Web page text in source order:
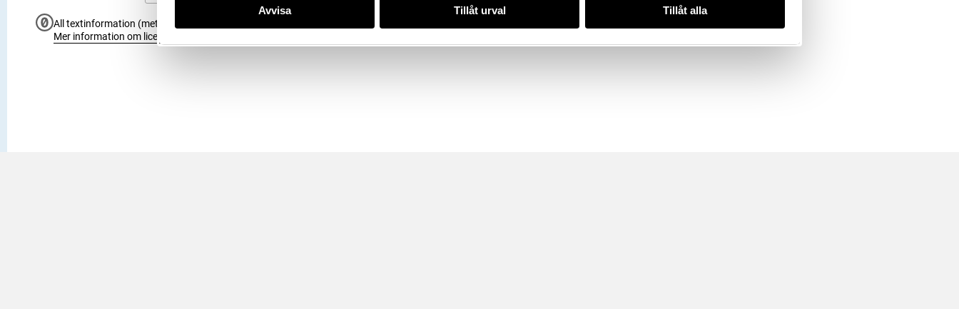
Avvisa Tillåt urval Tillåt alla
All textinformation (metadata) på denna sida är fri att använda enligt licensen CC0.
Mer information om licenser hos Statens historiska museer.